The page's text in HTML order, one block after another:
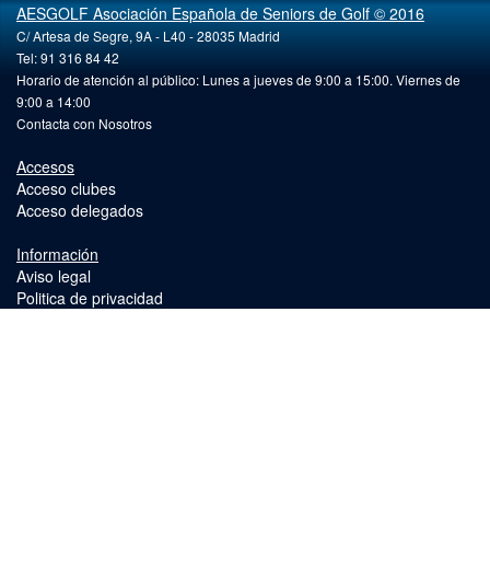
AESGOLF Asociación Española de Seniors de Golf © 2016
C/ Artesa de Segre, 9A - L40 - 28035 Madrid
Tel: 91 316 84 42
Horario de atención al público: Lunes a jueves de 9:00 a 15:00. Viernes de
9:00 a 14:00
Contacta con Nosotros
Accesos
Acceso clubes
Acceso delegados
Información
Aviso legal
Politica de privacidad